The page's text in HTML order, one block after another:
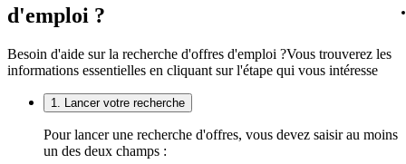
d'emploi ?
Besoin d'aide sur la recherche d'offres d'emploi ?Vous trouverez les
informations essentielles en cliquant sur l'étape qui vous intéresse
1. Lancer votre recherche
Pour lancer une recherche d'offres, vous devez saisir au moins
un des deux champs :